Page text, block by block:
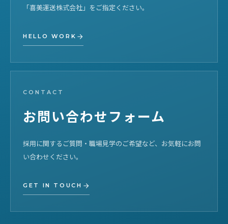
「喜美運送株式会社」をご指定ください。
HELLO WORK
CONTACT
お問い合わせフォーム
採用に関するご質問・職場見学のご希望など、お気軽にお問
い合わせください。
GET IN TOUCH